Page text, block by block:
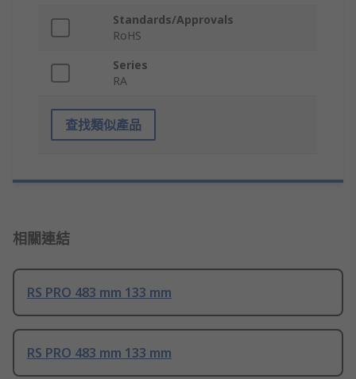
Standards/Approvals
RoHS
Series
RA
查找類似產品
相關連結
RS PRO 483 mm 133 mm
RS PRO 483 mm 133 mm